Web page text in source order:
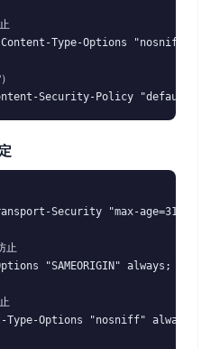
Type-Options "nosniff"
Security-Policy "default-
Security "max-
止
"SAMEORIGIN" always;
Type-Options "nosniff" always;